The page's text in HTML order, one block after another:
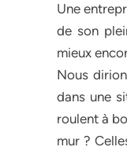
Une
de son
mieux
Nous
dans une
roulent à
mur ?